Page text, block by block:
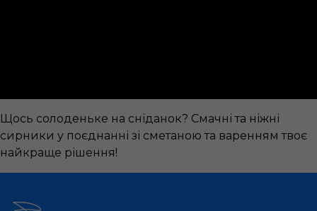
Щось солоденьке на сніданок? Смачні та ніжні
сирники у поєднанні зі сметаною та варенням твоє
найкраще рішення!